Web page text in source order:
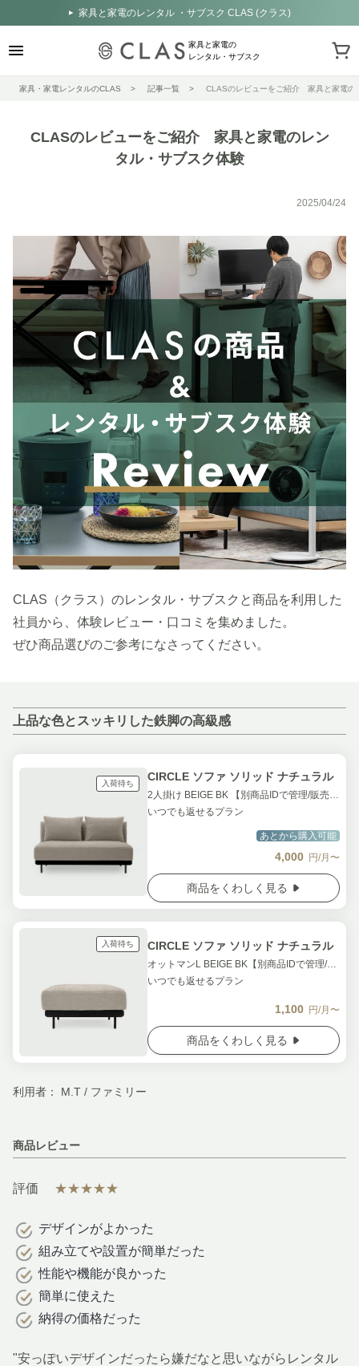
家具と家電のレンタル ・サブスク CLAS (クラス)
家具と家電の
レンタル・サブスク
家具・家電レンタルのCLAS 記事一覧 CLASのレビューをご紹介 家具と家電の
CLASのレビューをご紹介 家具と家電のレン
タル・サブスク体験
2025/04/24
CLAS（クラス）のレンタル・サブスクと商品を利用した
社員から、体験レビュー・口コミを集めました。
ぜひ商品選びのご参考になさってください。
上品な色とスッキリした鉄脚の高級感
入荷待ち CIRCLE ソファ ソリッド ナチュラル
2人掛け BEIGE BK 【別商品IDで管理/販売状況更新禁止】
いつでも返せるプラン
あとから購入可能
4,000 円/月〜
商品をくわしく見る
入荷待ち CIRCLE ソファ ソリッド ナチュラル
オットマンL BEIGE BK【別商品IDで管理/販売状況更新禁止】
いつでも返せるプラン
1,100 円/月〜
商品をくわしく見る
利用者： M.T / ファミリー
商品レビュー
評価 ★★★★★
デザインがよかった
組み立てや設置が簡単だった
性能や機能が良かった
簡単に使えた
納得の価格だった
"安っぽいデザインだったら嫌だなと思いながらレンタル